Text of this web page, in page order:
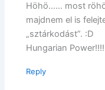
Höhö…… most
majdnem el is
„sztárkodást”. :D
Hungarian
Reply